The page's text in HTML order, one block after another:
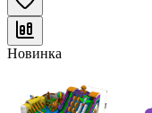
Новинка